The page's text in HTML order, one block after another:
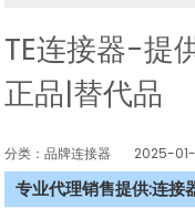
TE连接器-提
正品|替代品
分类：品牌连接器 2025-01-
专业代理销售提供:连接